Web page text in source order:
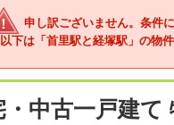
申し訳ございません。条件
以下は「首里駅と経塚駅」の物
中古一戸建て